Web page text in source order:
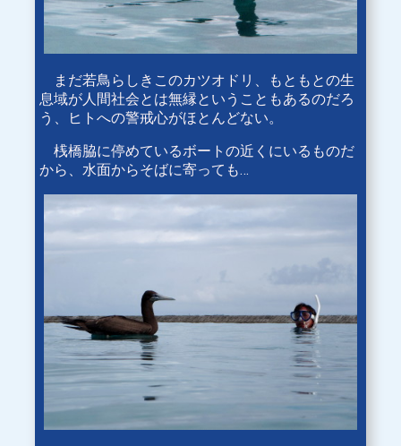
まだ若鳥らしきこのカツオドリ、もともとの生
息域が人間社会とは無縁ということもあるのだろ
う、ヒトへの警戒心がほとんどない。
桟橋脇に停めているボートの近くにいるものだ
から、水面からそばに寄っても…